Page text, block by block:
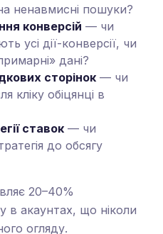
ненавмисні пошуки?
конверсій — чи
усі дії-конверсії, чи
дані?
сторінок — чи
кліку обіцянці в
ставок — чи
до обсягу
20–40%
в акаунтах, що ніколи
огляду.